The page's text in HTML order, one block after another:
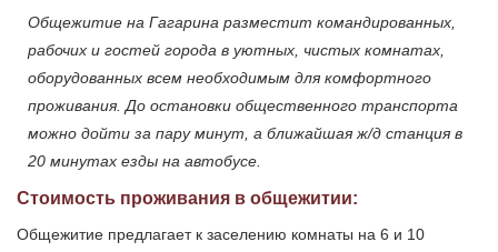
Общежитие на Гагарина разместит командированных,
рабочих и гостей города в уютных, чистых комнатах,
оборудованных всем необходимым для комфортного
проживания. До остановки общественного транспорта
можно дойти за пару минут, а ближайшая ж/д станция в
20 минутах езды на автобусе.
Стоимость проживания в общежитии:
Общежитие предлагает к заселению комнаты на 6 и 10